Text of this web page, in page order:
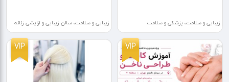
زیبایی و سلامت، پزشکی و سلامت زیبایی و سلامت، سالن زیبایی و آرایشی زنانه
VIP
VIP